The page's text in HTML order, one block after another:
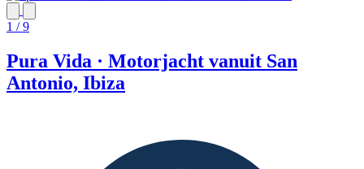
1 / 9
Pura Vida · Motorjacht vanuit San
Antonio, Ibiza